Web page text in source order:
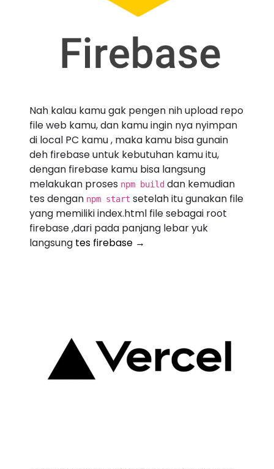
Nah kalau kamu gak pengen nih upload repo
file web kamu, dan kamu ingin nya nyimpan
di local PC kamu , maka kamu bisa gunain
deh firebase untuk kebutuhan kamu itu,
dengan firebase kamu bisa langsung
melakukan proses npm build dan kemudian
tes dengan npm start setelah itu gunakan file
yang memiliki index.html file sebagai root
firebase ,dari pada panjang lebar yuk
langsung tes firebase →